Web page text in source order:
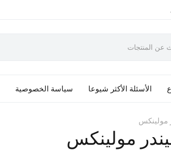
الأسئلة الأكثر شيوعا سياسة الخصوصية
مولينكس
مولينكس